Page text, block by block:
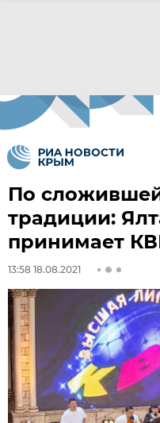
По
традиции:
принимает
13:58 18.08.2021